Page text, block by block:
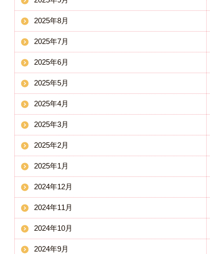
2025年8月
2025年7月
2025年6月
2025年5月
2025年4月
2025年3月
2025年2月
2025年1月
2024年12月
2024年11月
2024年10月
2024年9月